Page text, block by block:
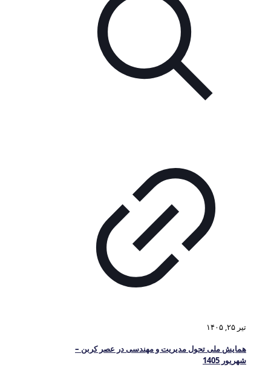
تیر ۲۵, ۱۴۰۵
همایش ملی تحول مدیریت و مهندسی در عصر کربن –
شهریور 1405